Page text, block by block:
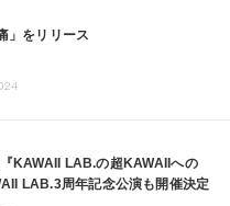
」をリリース
KAWAII LAB.の超KAWAIIへの
LAB.3周年記念公演も開催決定